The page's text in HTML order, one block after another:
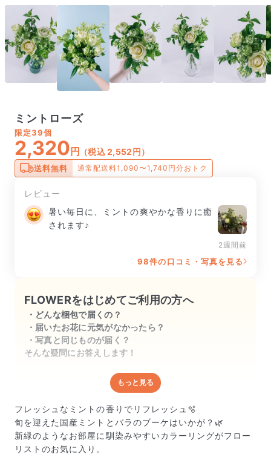
ミントローズ
限定39個
2,320円 （税込 2,552円）
送料無料 通常配送料1,090〜1,740円分おトク
レビュー
暑い毎日に、ミントの爽やかな香りに癒
されます♪
2週間前
98件の口コミ・写真を見る
FLOWERをはじめてご利用の方へ
どんな梱包で届くの？
届いたお花に元気がなかったら？
写真と同じものが届く？
そんな疑問にお答えします！
どんな梱包で届くの？
出荷前に水揚げ（花が水を吸いやすくなる処理）を施
し、専用ボックスに丁寧に梱包してお届けしています。
きゅっとまとめられて一見窮屈そうに見えますが、輸送
中の衝撃による折れや擦れを軽減する効果があります。
もっと見る
フレッシュなミントの香りでリフレッシュ🫧
旬を迎えた国産ミントとバラのブーケはいかが？🌿
新緑のようなお部屋に馴染みやすいカラーリングがフロー
リストのお気に入り。